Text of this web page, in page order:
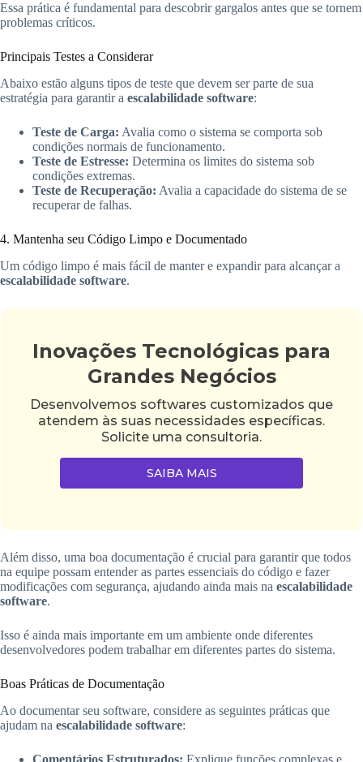
Essa prática é fundamental para descobrir gargalos antes que se tornem
problemas críticos.
Principais Testes a Considerar
Abaixo estão alguns tipos de teste que devem ser parte de sua
estratégia para garantir a escalabilidade software:
Teste de Carga: Avalia como o sistema se comporta sob
condições normais de funcionamento.
Teste de Estresse: Determina os limites do sistema sob
condições extremas.
Teste de Recuperação: Avalia a capacidade do sistema de se
recuperar de falhas.
4. Mantenha seu Código Limpo e Documentado
Um código limpo é mais fácil de manter e expandir para alcançar a
escalabilidade software.
Inovações Tecnológicas para
Grandes Negócios
Desenvolvemos softwares customizados que
atendem às suas necessidades específicas.
Solicite uma consultoria.
SAIBA MAIS
Além disso, uma boa documentação é crucial para garantir que todos
na equipe possam entender as partes essenciais do código e fazer
modificações com segurança, ajudando ainda mais na escalabilidade
software.
Isso é ainda mais importante em um ambiente onde diferentes
desenvolvedores podem trabalhar em diferentes partes do sistema.
Boas Práticas de Documentação
Ao documentar seu software, considere as seguintes práticas que
ajudam na escalabilidade software:
Comentários Estruturados: Explique funções complexas e